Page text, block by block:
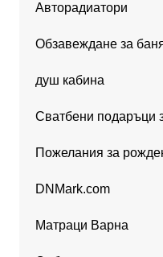
Авторадиатори
Обзавеждане за
душ кабина
Сватбени подаръци
Пожелания за
DNMark.com
Матраци Варна